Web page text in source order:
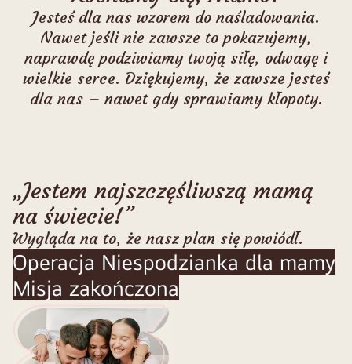
Jesteś dla nas wzorem do naśladowania.
Nawet jeśli nie zawsze to pokazujemy,
naprawdę podziwiamy twoją siłę, odwagę i
wielkie serce. Dziękujemy, że zawsze jesteś
dla nas – nawet gdy sprawiamy kłopoty.
„Jestem najszczęśliwszą mamą
na świecie!”
Wygląda na to, że nasz plan się powiódł.
Operacja Niespodzianka dla mamy
Misja zakończona